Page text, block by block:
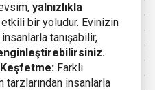
yalnızlıkla
etkili bir yoludur. Evinizin
tanışabilir,
Keşfetme: Farklı
tarzlarından insanlarla